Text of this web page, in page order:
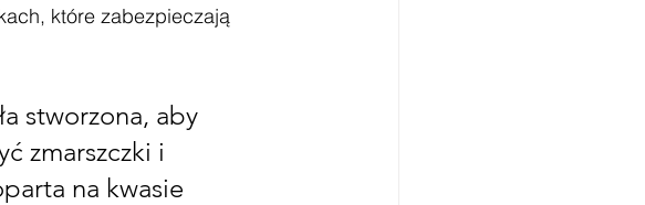
które zabezpieczają
stworzona, aby
zmarszczki i
na kwasie